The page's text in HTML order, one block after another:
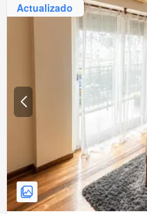
Actualizado